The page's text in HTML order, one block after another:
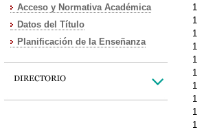
Acceso y Normativa Académica
Datos del Título
Planificación de la Enseñanza
1
1
1
1
1
1
1
1
1
1